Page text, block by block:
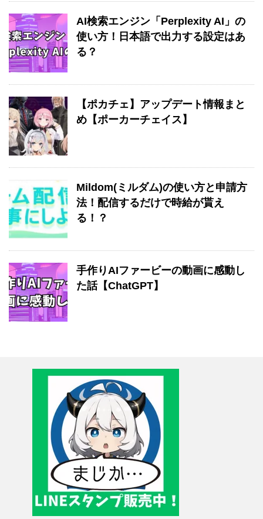
AI検索エンジン「Perplexity AI」の
使い方！日本語で出力する設定はあ
る？
【ポカチェ】アップデート情報まと
め【ポーカーチェイス】
Mildom(ミルダム)の使い方と申請方
法！配信するだけで時給が貰え
る！？
手作りAIファービーの動画に感動し
た話【ChatGPT】